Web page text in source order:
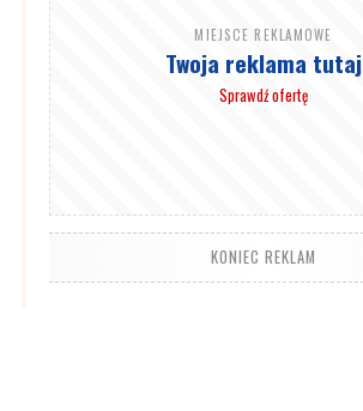
MIEJSCE REKLAMOWE
Twoja reklama tutaj
Sprawdź ofertę
KONIEC REKLAM